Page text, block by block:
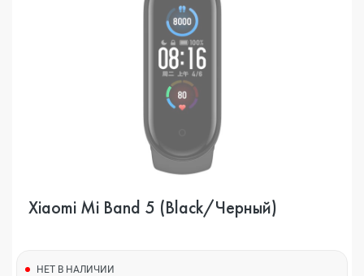
Xiaomi Mi Band 5 (Black/Черный)
НЕТ В НАЛИЧИИ